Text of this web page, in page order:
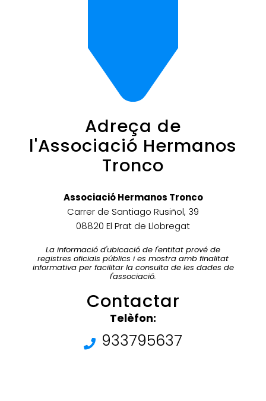
Adreça de
l'Associació Hermanos
Tronco
Associació Hermanos Tronco
Carrer de Santiago Rusiñol, 39
08820 El Prat de Llobregat
La informació d'ubicació de l'entitat prové de
registres oficials públics i es mostra amb finalitat
informativa per facilitar la consulta de les dades de
l'associació.
Contactar
Telèfon:
933795637